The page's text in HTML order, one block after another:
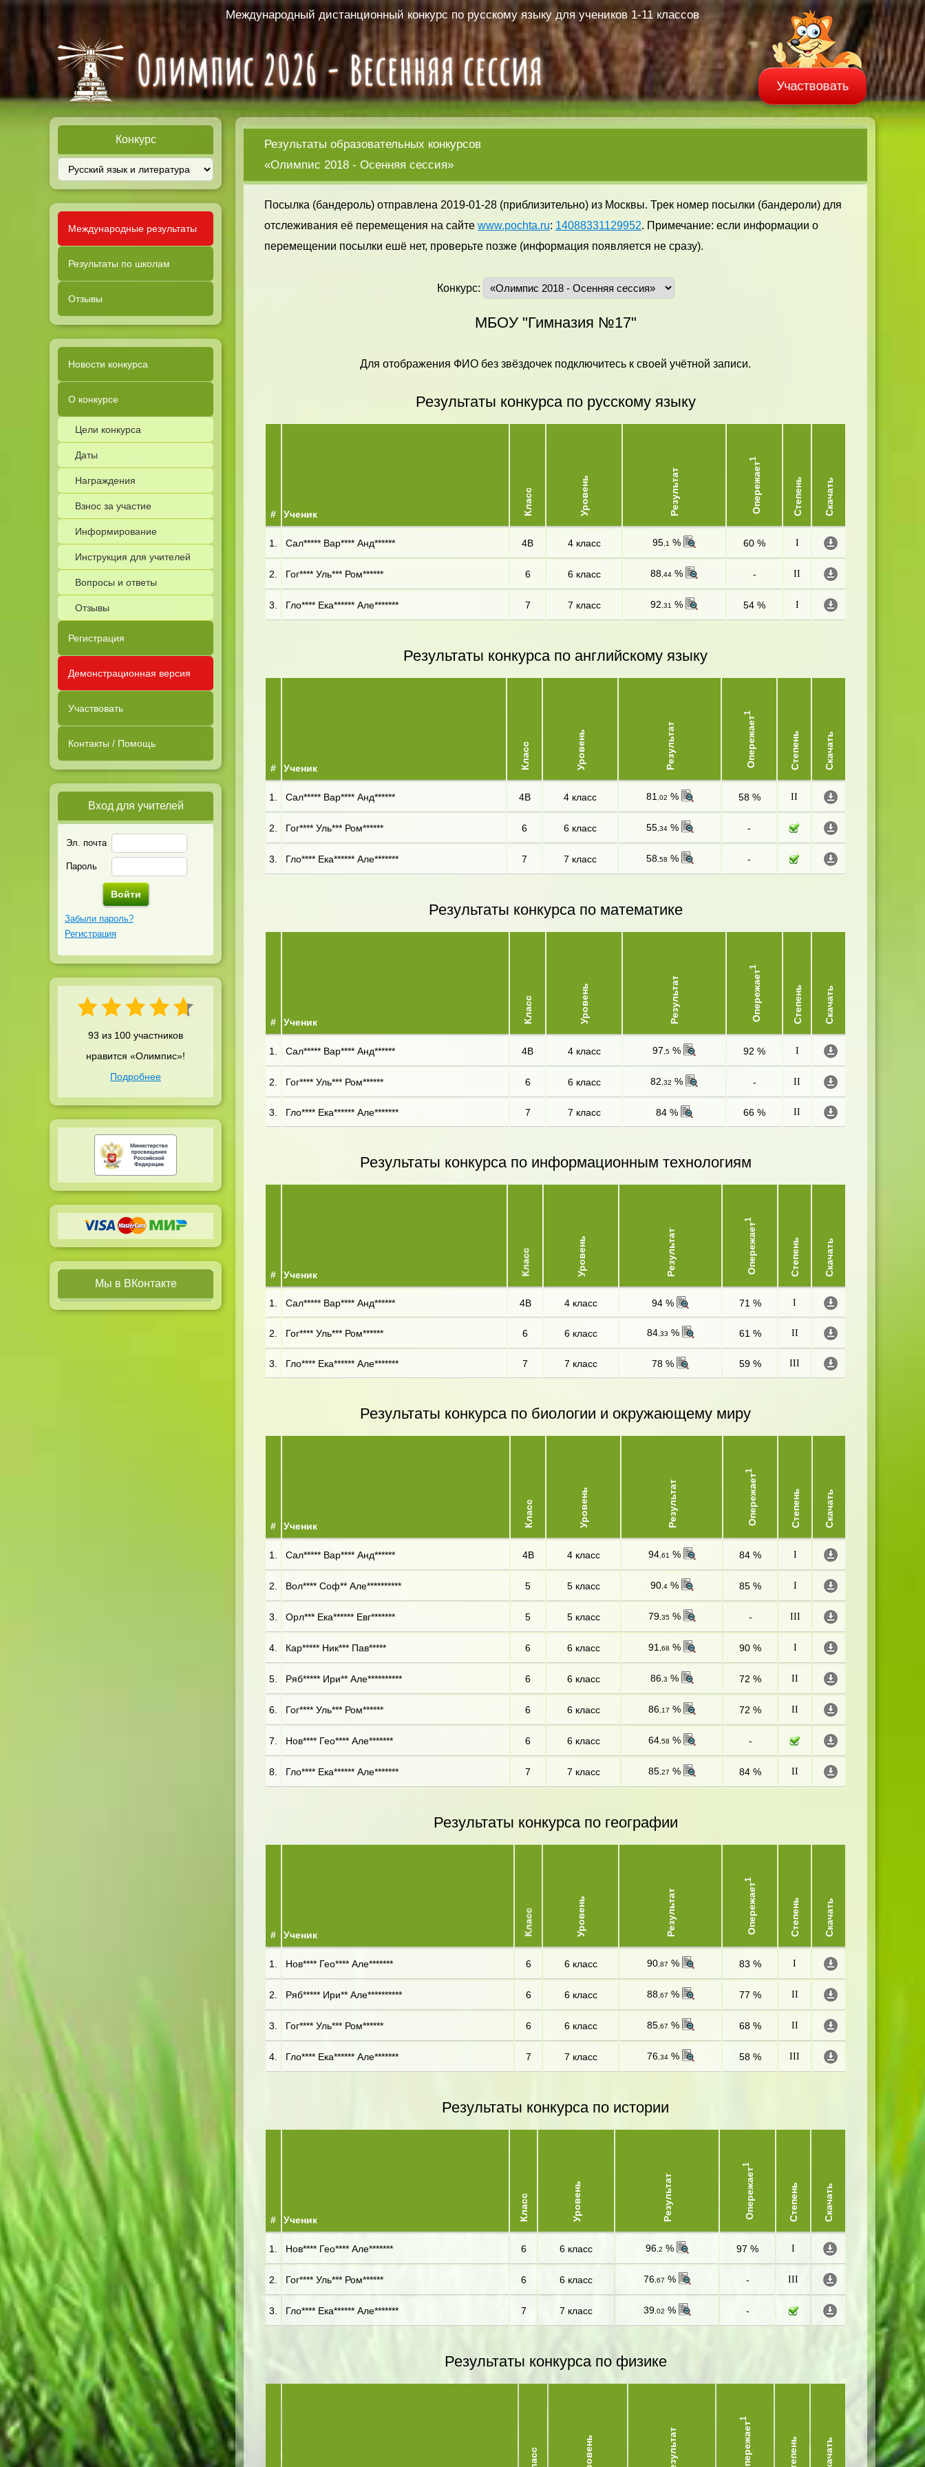
Международный дистанционный конкурс по русскому языку для учеников 1-11 классов
Участвовать
Конкурс
Международные результаты
Результаты по школам
Отзывы
Новости конкурса
О конкурсе
Цели конкурса
Даты
Награждения
Взнос за участие
Информирование
Инструкция для учителей
Вопросы и ответы
Отзывы
Регистрация
Демонстрационная версия
Участвовать
Контакты / Помощь
Вход для учителей
Эл. почта
Пароль
Забыли пароль?
Регистрация
93 из 100 участников
нравится «Олимпис»!
Подробнее
Мы в ВКонтакте
Результаты образовательных конкурсов
«Олимпис 2018 - Осенняя сессия»
Посылка (бандероль) отправлена 2019-01-28 (приблизительно) из Москвы. Трек номер посылки (бандероли) для
отслеживания её перемещения на сайте www.pochta.ru: 14088331129952. Примечание: если информации о
перемещении посылки ешё нет, проверьте позже (информация появляется не сразу).
Конкурс:
МБОУ "Гимназия №17"
Для отображения ФИО без звёздочек подключитесь к своей учётной записи.
Результаты конкурса по русскому языку
# Ученик Класс Уровень Результат Опережает
1
Степень Скачать
1. Сал***** Вар**** Анд****** 4В 4 класс 95 ,1 % 60 % I
2. Гог**** Уль*** Ром****** 6 6 класс 88 ,44 % - II
3. Гло**** Ека****** Але******* 7 7 класс 92 ,31 % 54 % I
Результаты конкурса по английскому языку
# Ученик Класс Уровень Результат Опережает
1
Степень Скачать
1. Сал***** Вар**** Анд****** 4В 4 класс 81 ,02 % 58 % II
2. Гог**** Уль*** Ром****** 6 6 класс 55,34% -
3. Гло**** Ека****** Але******* 7 7 класс 58,58 % -
Результаты конкурса по математике
# Ученик Класс Уровень Результат Опережает
1
Степень Скачать
1. Сал***** Вар**** Анд****** 4В 4 класс 97 ,5 % 92 % I
2. Гог**** Уль*** Ром****** 6 6 класс 82 ,32 % - II
3. Гло**** Ека****** Але******* 7 7 класс 84 % 66 % II
Результаты конкурса по информационным технологиям
# Ученик Класс Уровень Результат Опережает
1
Степень Скачать
1. Сал***** Вар**** Анд****** 4В 4 класс 94 % 71 % I
2. Гог**** Уль*** Ром****** 6 6 класс 84,33 % 61 % II
3. Гло**** Ека****** Але******* 7 7 класс 78 % 59 % III
Результаты конкурса по биологии и окружающему миру
# Ученик Класс Уровень Результат Опережает
1
Степень Скачать
1. Сал***** Вар**** Анд****** 4В 4 класс 94,61 % 84 % I
2. Вол**** Соф** Але********** 5 5 класс 90,4% 85 % I
3. Орл*** Ека****** Евг******* 5 5 класс 79,35% - III
4. Кар***** Ник*** Пав***** 6 6 класс 91 ,68 % 90 % I
5. Ряб***** Ири** Але********** 6 6 класс 86,3 % 72 % II
6. Гог**** Уль*** Ром****** 6 6 класс 86,17 % 72 % II
7. Нов**** Гео**** Але******* 6 6 класс 64,58 % -
8. Гло**** Ека****** Але******* 7 7 класс 85,27 % 84 % II
Результаты конкурса по географии
# Ученик Класс Уровень Результат Опережает
1
Степень Скачать
1. Нов**** Гео**** Але******* 6 6 класс 90,87 % 83 % I
2. Ряб***** Ири** Але********** 6 6 класс 88,67 % 77 % II
3. Гог**** Уль*** Ром****** 6 6 класс 85,67 % 68 % II
4. Гло**** Ека****** Але******* 7 7 класс 76,34% 58 % III
Результаты конкурса по истории
# Ученик Класс Уровень Результат Опережает
1
Степень Скачать
1. Нов**** Гео**** Але******* 6 6 класс 96,2 % 97 % I
2. Гог**** Уль*** Ром****** 6 6 класс 76,67 % - III
3. Гло**** Ека****** Але******* 7 7 класс 39,02 % -
Результаты конкурса по физике
Класс Уровень Результат Опережает
1
Степень Скачать